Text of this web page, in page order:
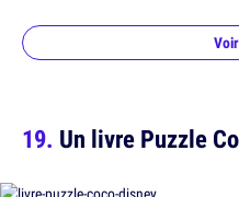
Un livre Puzzle